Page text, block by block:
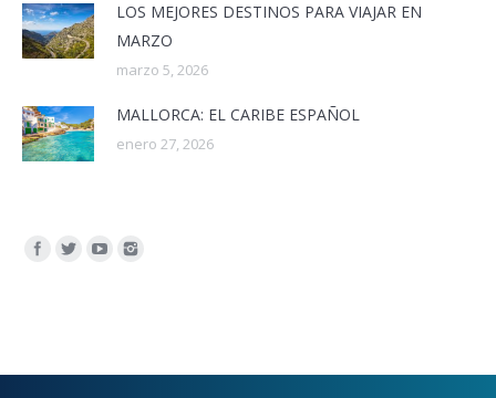
LOS MEJORES DESTINOS PARA VIAJAR EN
MARZO
marzo 5, 2026
MALLORCA: EL CARIBE ESPAÑOL
enero 27, 2026
Encuéntranos en: